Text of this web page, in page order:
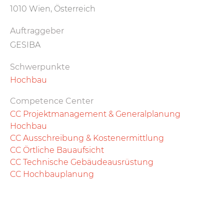
1010 Wien, Österreich
Auftraggeber
GESIBA
Schwerpunkte
Hochbau
Competence Center
CC Projektmanagement & Generalplanung
Hochbau
CC Ausschreibung & Kostenermittlung
CC Örtliche Bauaufsicht
CC Technische Gebäudeausrüstung
CC Hochbauplanung